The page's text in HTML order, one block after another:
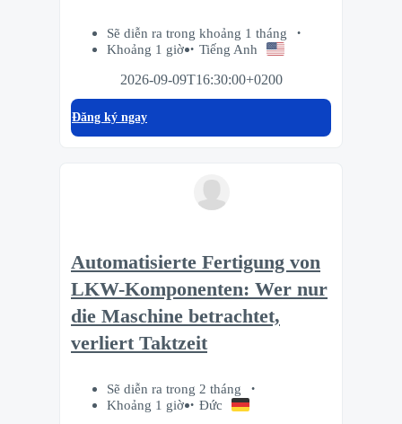
Sẽ diễn ra trong khoảng 1 tháng
Khoảng 1 giờ
Tiếng Anh
2026-09-09T16:30:00+0200
Đăng ký ngay
Automatisierte Fertigung von
LKW-Komponenten: Wer nur
die Maschine betrachtet,
verliert Taktzeit
Sẽ diễn ra trong 2 tháng
Khoảng 1 giờ
Đức